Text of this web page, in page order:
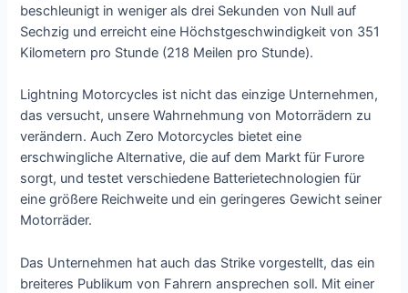
beschleunigt in weniger als drei Sekunden von Null auf
Sechzig und erreicht eine Höchstgeschwindigkeit von 351
Kilometern pro Stunde (218 Meilen pro Stunde).
Lightning Motorcycles ist nicht das einzige Unternehmen,
das versucht, unsere Wahrnehmung von Motorrädern zu
verändern. Auch Zero Motorcycles bietet eine
erschwingliche Alternative, die auf dem Markt für Furore
sorgt, und testet verschiedene Batterietechnologien für
eine größere Reichweite und ein geringeres Gewicht seiner
Motorräder.
Das Unternehmen hat auch das Strike vorgestellt, das ein
breiteres Publikum von Fahrern ansprechen soll. Mit einer